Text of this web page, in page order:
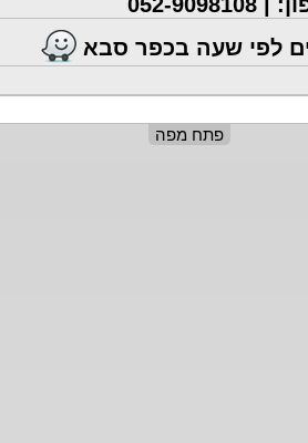
לפי שעה בכפר סבא
פתח מפה